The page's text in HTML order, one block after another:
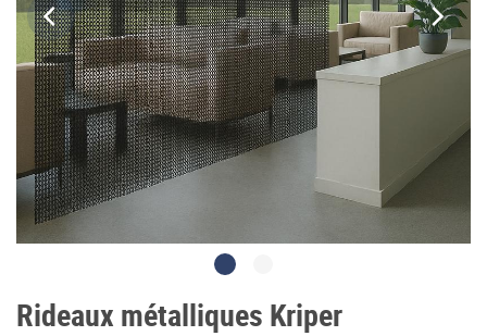
Rideaux métalliques Kriper